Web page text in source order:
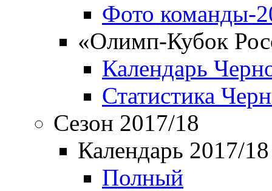
Фото команды-
«Олимп-Кубок
Календарь
Статистика
Сезон 2017/18
Календарь 2017/18
Полный